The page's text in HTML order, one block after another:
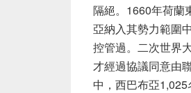
隔絕。1660年荷蘭
亞納入其勢力範圍
控管過。二次世界
才經過協議同意由
中，西巴布亞